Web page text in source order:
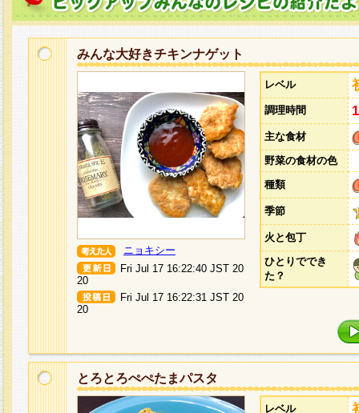
みんな大好きチキンナゲット
ニョキシー
Fri Jul 17 16:22:40 JST 20
20
Fri Jul 17 16:22:31 JST 20
20
レベル
調理時間
主な食材
野菜の食材の色
種類
季節
火と包丁
ひとりででき
た？
とろとろぺぺたまパスタ
レベル